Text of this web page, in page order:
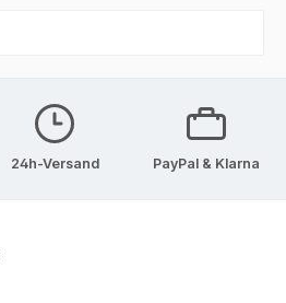
24h-Versand PayPal & Klarna